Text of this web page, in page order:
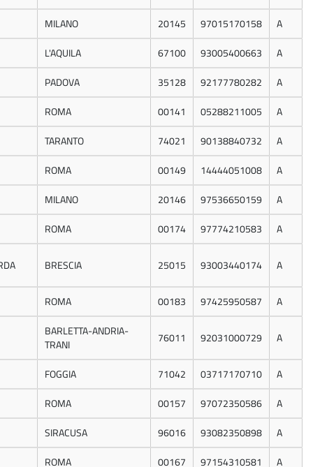
MILANO
20145 97015170158
A
L'AQUILA
67100 93005400663
A
PADOVA
35128 92177780282
A
ROMA
00141 05288211005
A
TARANTO
74021 90138840732
A
ROMA
00149 14444051008
A
MILANO
20146 97536650159
A
ROMA
00174 97774210583 A
BRESCIA 25015 93003440174 A
ROMA 00183 97425950587
A
BARLETTA-ANDRIA-
TRANI
76011 92031000729 A
FOGGIA 71042 03717170710
A
ROMA
00157 97072350586
A
SIRACUSA
96016 93082350898
A
ROMA
00167 97154310581 A